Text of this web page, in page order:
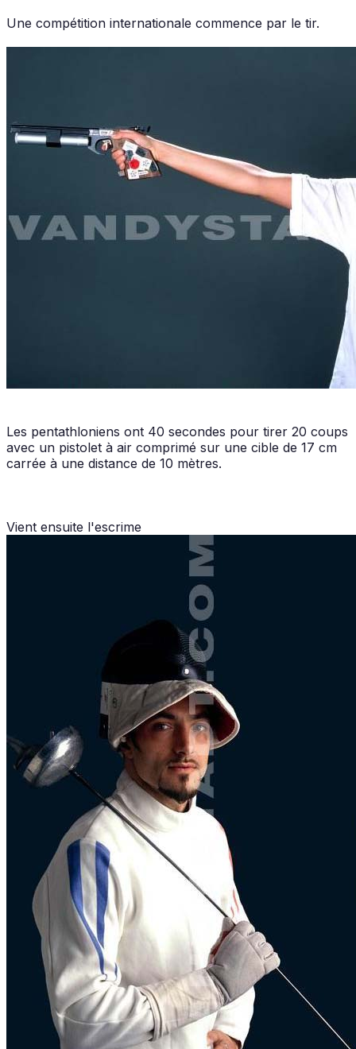
Une compétition internationale commence par le tir.
Les pentathloniens ont 40 secondes pour tirer 20 coups
avec un pistolet à air comprimé sur une cible de 17 cm
carrée à une distance de 10 mètres.
Vient ensuite l'escrime